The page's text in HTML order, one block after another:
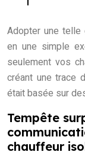
Adopter une telle
en une simple
seulement vos
créant une trace
était basée sur
Tempête
chauffeur